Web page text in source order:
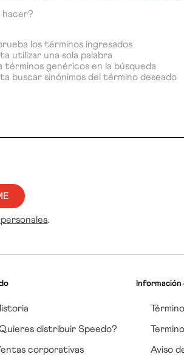
hacer?
los términos ingresados
utilizar una sola palabra
términos genéricos en la búsqueda
buscar sinónimos del término deseado
.
distribuir Speedo?
corporativas
Información
Aviso